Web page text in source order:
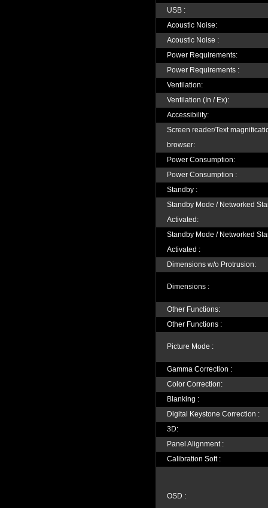
USB :
Acoustic Noise:
Acoustic Noise :
Power Requirements:
Power Requirements :
Ventilation:
Ventilation (In / Ex):
Accessibility:
Screen reader/Text
browser:
Power Consumption:
Power Consumption :
Standby :
Standby Mode / Networked
Activated:
Standby Mode / Networked
Activated :
Dimensions w/o Protrusion:
Dimensions :
Other Functions:
Other Functions :
Picture Mode :
Gamma Correction :
Color Correction:
Blanking :
Digital Keystone Correction :
3D:
Panel Alignment :
Calibration Soft :
OSD :